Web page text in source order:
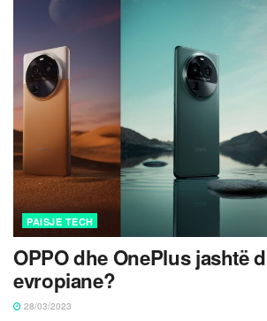
PAISJE TECH
OPPO dhe OnePlus jashtë
evropiane?
28/03/2023